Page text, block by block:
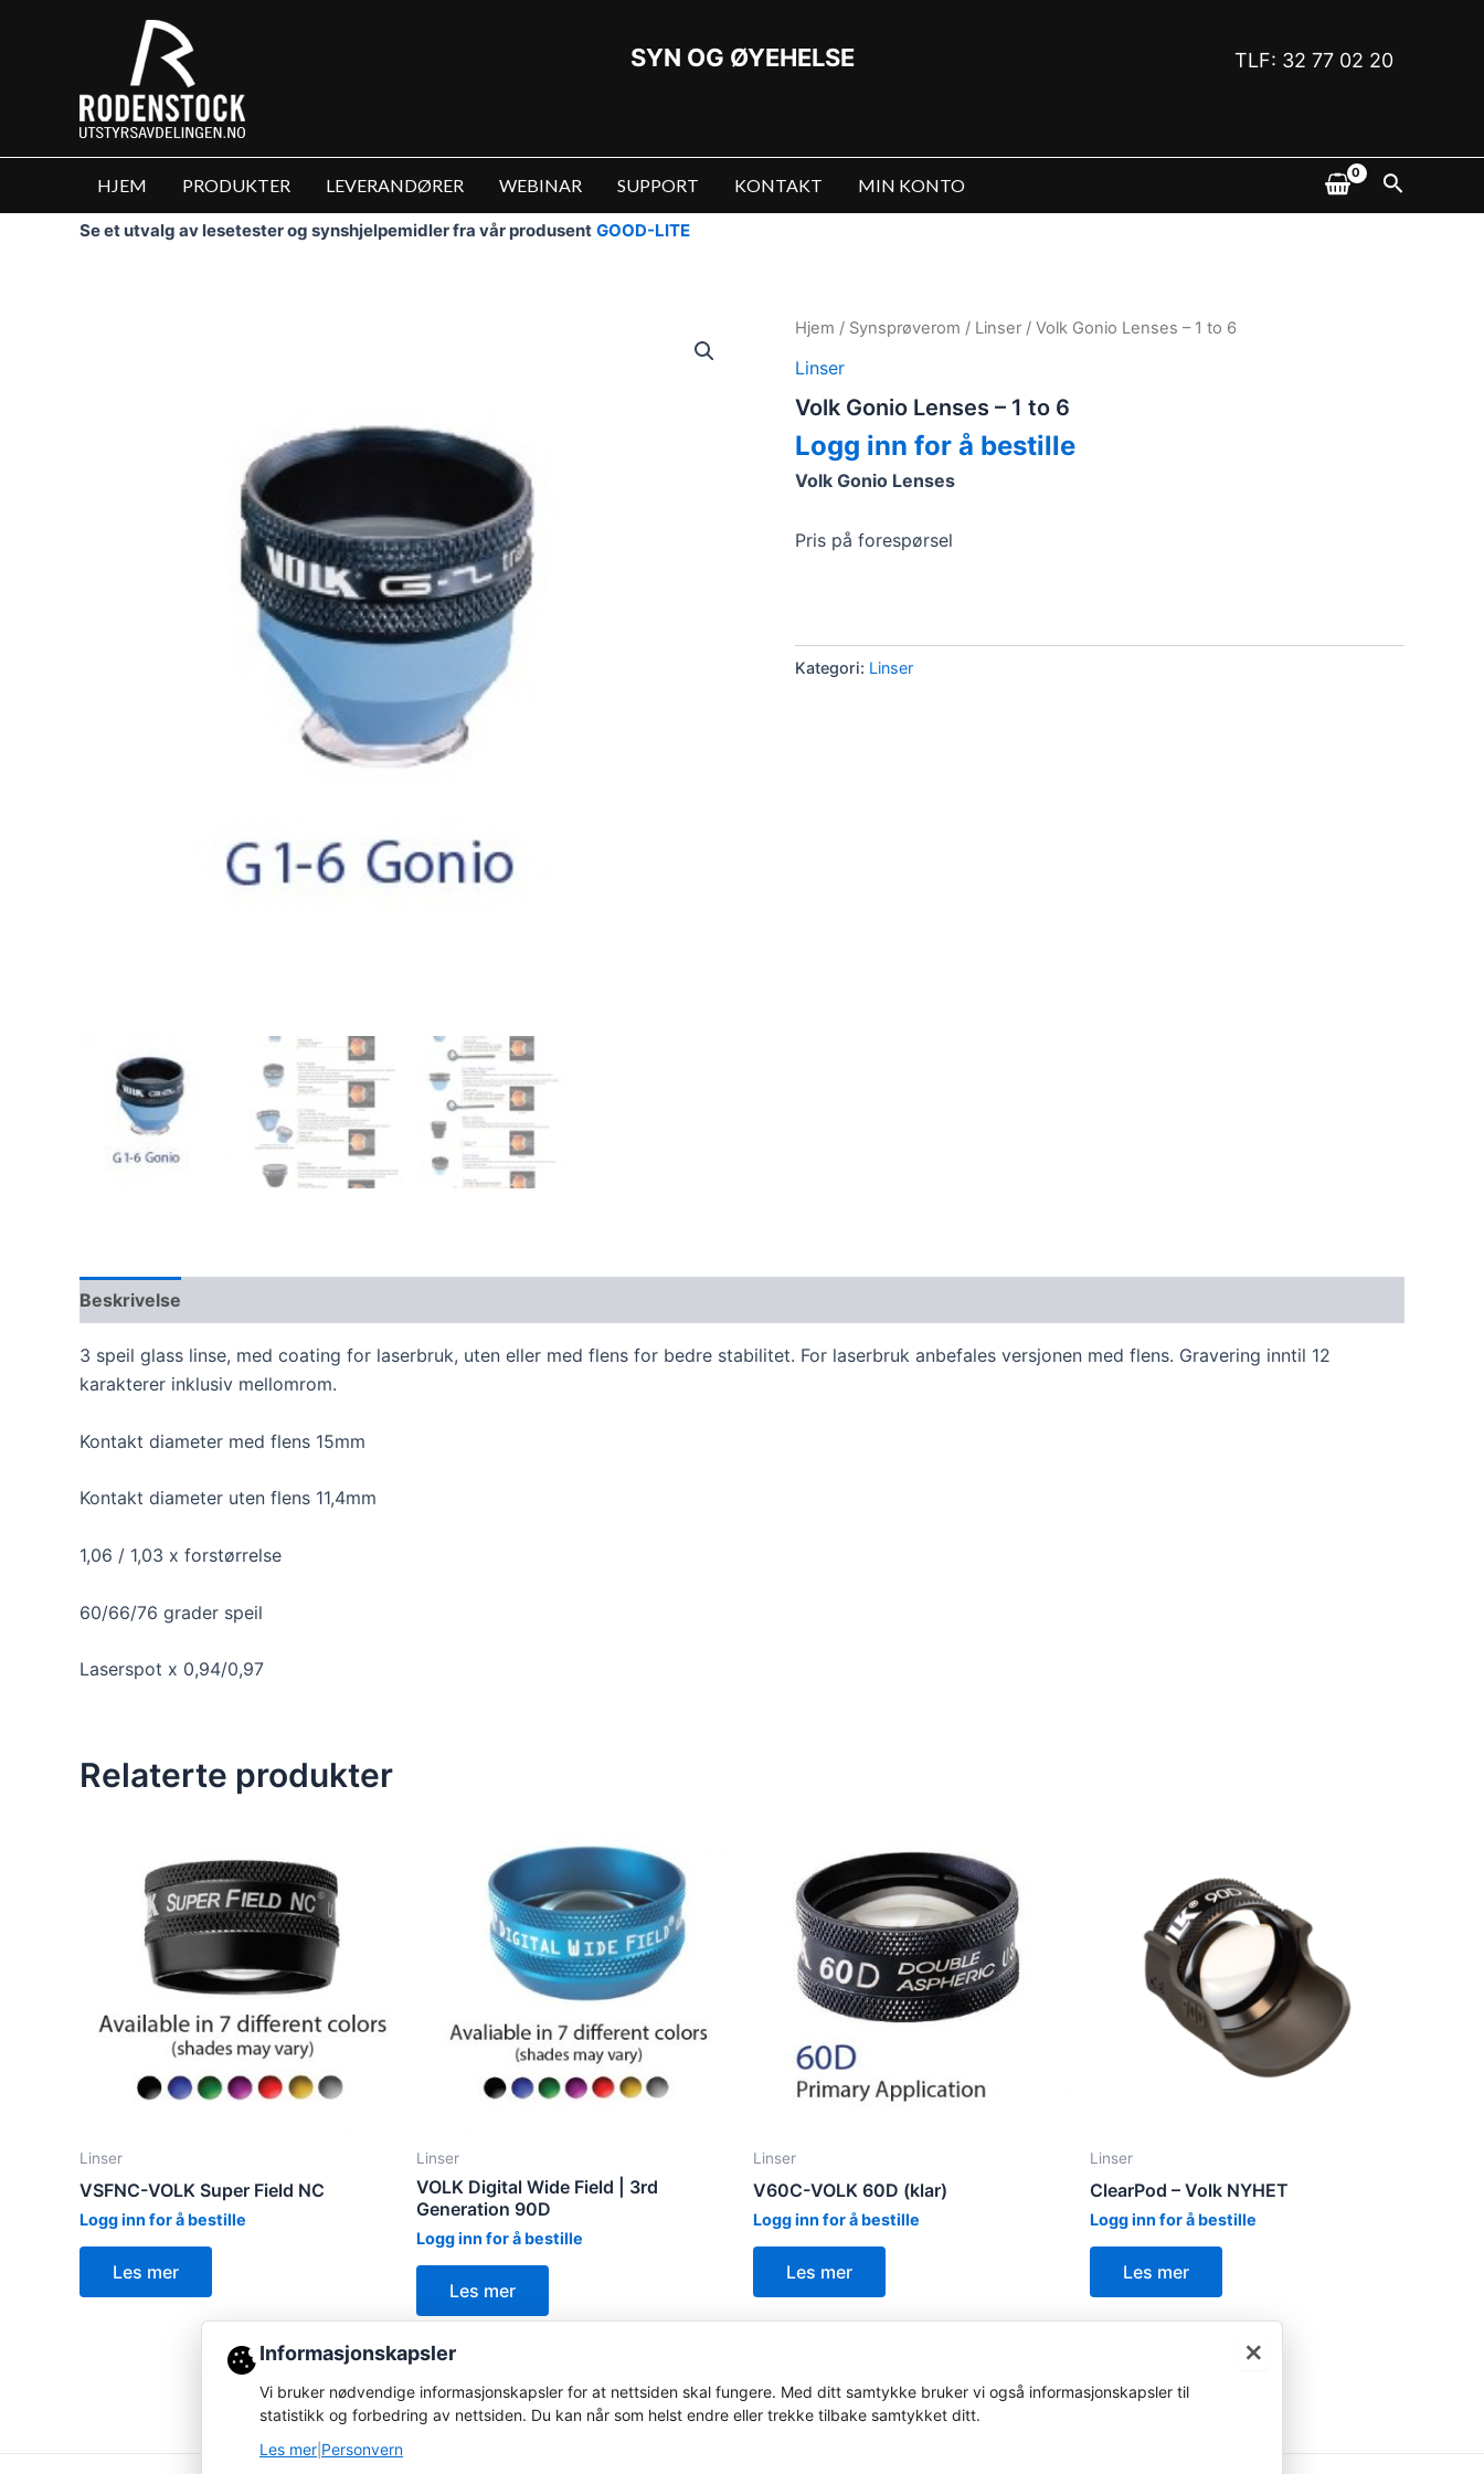
SYN OG ØYEHELSE TLF: 32 77 02 20
HJEM PRODUKTER LEVERANDØRER WEBINAR SUPPORT KONTAKT MIN KONTO Søk
Se et utvalg av lesetester og synshjelpemidler fra vår produsent GOOD-LITE
Hjem / Synsprøverom / Linser / Volk Gonio Lenses – 1 to 6
Linser
Volk Gonio Lenses – 1 to 6
Logg inn for å bestille
Volk Gonio Lenses
Pris på forespørsel
Kategori: Linser
Beskrivelse
3 speil glass linse, med coating for laserbruk, uten eller med flens for bedre stabilitet. For laserbruk anbefales versjonen med flens. Gravering inntil 12
karakterer inklusiv mellomrom.
Kontakt diameter med flens 15mm
Kontakt diameter uten flens 11,4mm
1,06 / 1,03 x forstørrelse
60/66/76 grader speil
Laserspot x 0,94/0,97
Relaterte produkter
Linser
VSFNC-VOLK Super Field NC
Logg inn for å bestille
Les mer
Linser
VOLK Digital Wide Field | 3rd
Generation 90D
Logg inn for å bestille
Les mer
Linser
V60C-VOLK 60D (klar)
Logg inn for å bestille
Les mer
Linser
ClearPod – Volk NYHET
Logg inn for å bestille
Les mer
×
Informasjonskapsler
Vi bruker nødvendige informasjonskapsler for at nettsiden skal fungere. Med ditt samtykke bruker vi også informasjonskapsler til
statistikk og forbedring av nettsiden. Du kan når som helst endre eller trekke tilbake samtykket ditt.
Les mer Personvern